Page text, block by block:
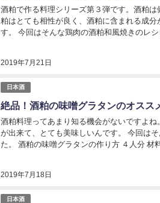
2019年7月21日
酒粕で作る料理シリーズ第３弾です。酒粕
粕はとても相性が良く、酒粕に含まれる成
す。 今回はそんな鶏肉の酒粕和風焼きのレ
日本酒
絶品！酒粕の味噌グラタンのオスス
2019年7月18日
酒粕料理ってあまり知る機会がないですよ
が出来て、とても美味しいんです。 今回は
た。 酒粕の味噌グラタンの作り方 ４人分
日本酒